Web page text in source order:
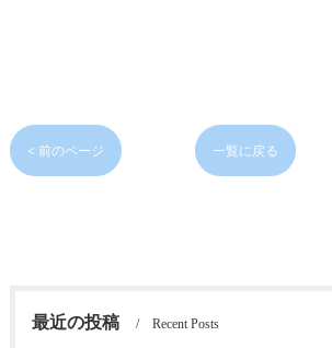
< 前のページ 一覧に戻る
最近の投稿 Recent Posts